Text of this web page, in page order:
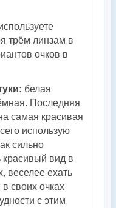
трём линзам в
очков в
белая
Последняя
самая красивая
использую
сильно
красивый вид в
веселее ехать
своих очках
с этим